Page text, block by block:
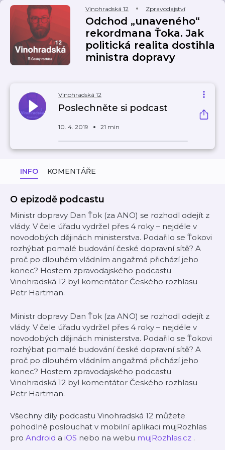
Vinohradská 12 Zpravodajství
Odchod „unaveného“
rekordmana Ťoka. Jak
politická realita dostihla
ministra dopravy
Vinohradská 12
Poslechněte si podcast
10. 4. 2019 21 min
INFO KOMENTÁŘE
O epizodě podcastu
Ministr dopravy Dan Ťok (za ANO) se rozhodl odejít z
vlády. V čele úřadu vydržel přes 4 roky – nejdéle v
novodobých dějinách ministerstva. Podařilo se Ťokovi
rozhýbat pomalé budování české dopravní sítě? A
proč po dlouhém vládním angažmá přichází jeho
konec? Hostem zpravodajského podcastu
Vinohradská 12 byl komentátor Českého rozhlasu
Petr Hartman.
Ministr dopravy Dan Ťok (za ANO) se rozhodl odejít z
vlády. V čele úřadu vydržel přes 4 roky – nejdéle v
novodobých dějinách ministerstva. Podařilo se Ťokovi
rozhýbat pomalé budování české dopravní sítě? A
proč po dlouhém vládním angažmá přichází jeho
konec? Hostem zpravodajského podcastu
Vinohradská 12 byl komentátor Českého rozhlasu
Petr Hartman.
Všechny díly podcastu Vinohradská 12 můžete
pohodlně poslouchat v mobilní aplikaci mujRozhlas
pro Android a iOS nebo na webu mujRozhlas.cz .